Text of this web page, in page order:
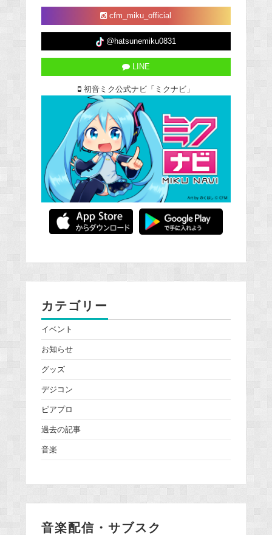
cfm_miku_official
@hatsunemiku0831
LINE
初音ミク公式ナビ「ミクナビ」
カテゴリー
イベント
お知らせ
グッズ
デジコン
ピアプロ
過去の記事
音楽
音楽配信・サブスク